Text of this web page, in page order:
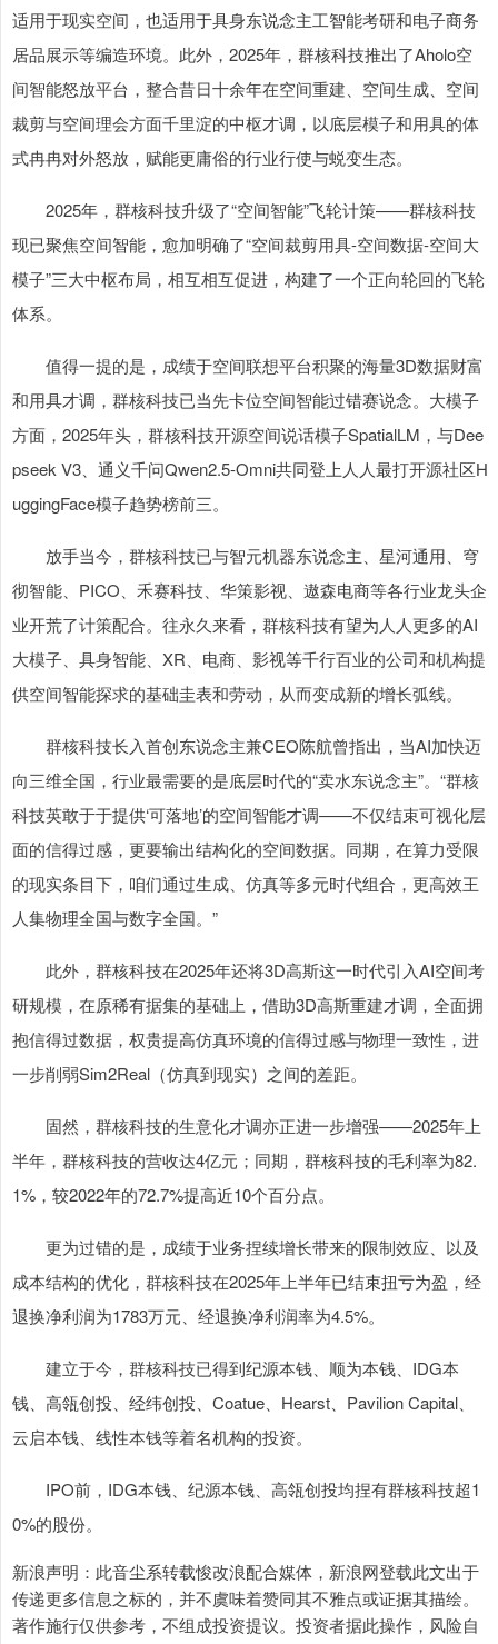
适用于现实空间，也适用于具身东说念主工智能考研和电子商务
居品展示等编造环境。此外，2025年，群核科技推出了Aholo空
间智能怒放平台，整合昔日十余年在空间重建、空间生成、空间
裁剪与空间理会方面千里淀的中枢才调，以底层模子和用具的体
式冉冉对外怒放，赋能更庸俗的行业行使与蜕变生态。
2025年，群核科技升级了“空间智能”飞轮计策——群核科技
现已聚焦空间智能，愈加明确了“空间裁剪用具-空间数据-空间大
模子”三大中枢布局，相互相互促进，构建了一个正向轮回的飞轮
体系。
值得一提的是，成绩于空间联想平台积聚的海量3D数据财富
和用具才调，群核科技已当先卡位空间智能过错赛说念。大模子
方面，2025年头，群核科技开源空间说话模子SpatialLM，与Dee
pseek V3、通义千问Qwen2.5-Omni共同登上人人最打开源社区H
uggingFace模子趋势榜前三。
放手当今，群核科技已与智元机器东说念主、星河通用、穹
彻智能、PICO、禾赛科技、华策影视、遨森电商等各行业龙头企
业开荒了计策配合。往永久来看，群核科技有望为人人更多的AI
大模子、具身智能、XR、电商、影视等千行百业的公司和机构提
供空间智能探求的基础圭表和劳动，从而变成新的增长弧线。
群核科技长入首创东说念主兼CEO陈航曾指出，当AI加快迈
向三维全国，行业最需要的是底层时代的“卖水东说念主”。“群核
科技英敢于于提供‘可落地’的空间智能才调——不仅结束可视化层
面的信得过感，更要输出结构化的空间数据。同期，在算力受限
的现实条目下，咱们通过生成、仿真等多元时代组合，更高效王
人集物理全国与数字全国。”
此外，群核科技在2025年还将3D高斯这一时代引入AI空间考
研规模，在原稀有据集的基础上，借助3D高斯重建才调，全面拥
抱信得过数据，权贵提高仿真环境的信得过感与物理一致性，进
一步削弱Sim2Real（仿真到现实）之间的差距。
固然，群核科技的生意化才调亦正进一步增强——2025年上
半年，群核科技的营收达4亿元；同期，群核科技的毛利率为82.
1%，较2022年的72.7%提高近10个百分点。
更为过错的是，成绩于业务捏续增长带来的限制效应、以及
成本结构的优化，群核科技在2025年上半年已结束扭亏为盈，经
退换净利润为1783万元、经退换净利润率为4.5%。
建立于今，群核科技已得到纪源本钱、顺为本钱、IDG本
钱、高瓴创投、经纬创投、Coatue、Hearst、Pavilion Capital、
云启本钱、线性本钱等着名机构的投资。
IPO前，IDG本钱、纪源本钱、高瓴创投均捏有群核科技超1
0%的股份。
新浪声明：此音尘系转载悛改浪配合媒体，新浪网登载此文出于
传递更多信息之标的，并不虞味着赞同其不雅点或证据其描绘。
著作施行仅供参考，不组成投资提议。投资者据此操作，风险自